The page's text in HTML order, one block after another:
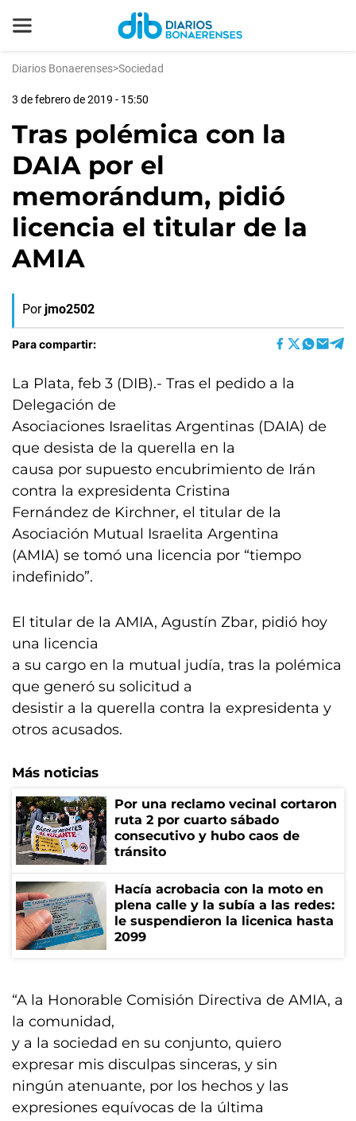
Diarios Bonaerenses>Sociedad
3 de febrero de 2019 - 15:50
Tras polémica con la
DAIA por el
memorándum, pidió
licencia el titular de la
AMIA
Por jmo2502
Para compartir:
La Plata, feb 3 (DIB).- Tras el pedido a la
Delegación de
Asociaciones Israelitas Argentinas (DAIA) de
que desista de la querella en la
causa por supuesto encubrimiento de Irán
contra la expresidenta Cristina
Fernández de Kirchner, el titular de la
Asociación Mutual Israelita Argentina
(AMIA) se tomó una licencia por “tiempo
indefinido”.
El titular de la AMIA, Agustín Zbar, pidió hoy
una licencia
a su cargo en la mutual judía, tras la polémica
que generó su solicitud a
desistir a la querella contra la expresidenta y
otros acusados.
Más noticias
Por una reclamo vecinal cortaron
ruta 2 por cuarto sábado
consecutivo y hubo caos de
tránsito
Hacía acrobacia con la moto en
plena calle y la subía a las redes:
le suspendieron la licenica hasta
2099
“A la Honorable Comisión Directiva de AMIA, a
la comunidad,
y a la sociedad en su conjunto, quiero
expresar mis disculpas sinceras, y sin
ningún atenuante, por los hechos y las
expresiones equívocas de la última